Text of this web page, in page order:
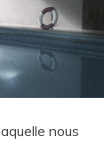
logement
avec
piscine
spanous